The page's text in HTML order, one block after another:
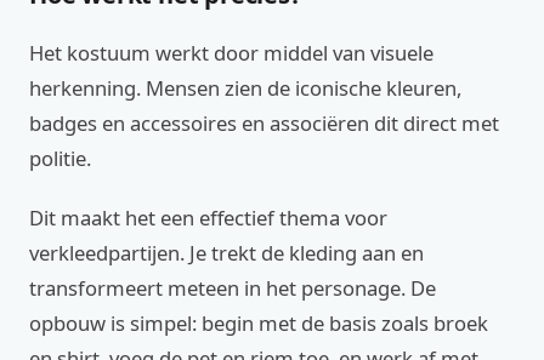
Het kostuum werkt door middel van visuele
herkenning. Mensen zien de iconische kleuren,
badges en accessoires en associëren dit direct met
politie.
Dit maakt het een effectief thema voor
verkleedpartijen. Je trekt de kleding aan en
transformeert meteen in het personage. De
opbouw is simpel: begin met de basis zoals broek